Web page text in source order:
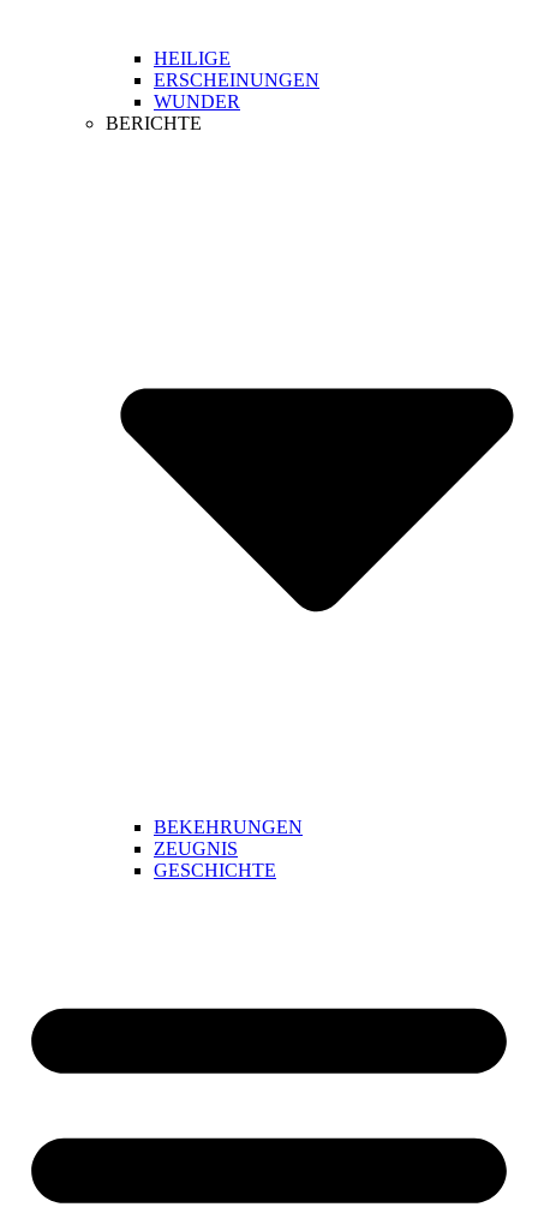
HEILIGE
ERSCHEINUNGEN
WUNDER
BERICHTE
BEKEHRUNGEN
ZEUGNIS
GESCHICHTE